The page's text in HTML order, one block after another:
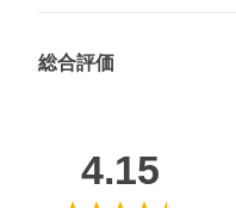
総合評価
4.15